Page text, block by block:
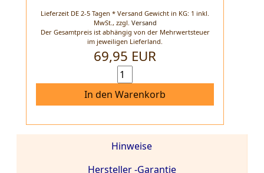
Lieferzeit DE 2-5 Tagen * Versand Gewicht in KG: 1 inkl.
MwSt., zzgl. Versand
Der Gesamtpreis ist abhängig von der Mehrwertsteuer
im jeweiligen Lieferland.
69,95 EUR
In den Warenkorb
Hinweise
Hersteller -Garantie